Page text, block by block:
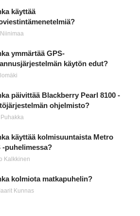
käyttää
ymmärtää GPS-
käytön edut?
päivittää Blackberry Pearl 8100 -
ohjelmisto?
Puhakka
käyttää kolmisuuntaista Metro
-puhelimessa?
Kalkkinen
kolmiota matkapuhelin?
Kunnas